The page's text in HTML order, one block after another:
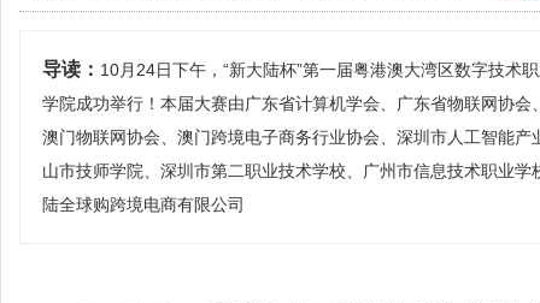
导读： 10月24日下午，“新大陆杯”第一届粤港澳大湾区数字技术
学院成功举行！本届大赛由广东省计算机学会、广东省物联网协
澳门物联网协会、澳门跨境电子商务行业协会、深圳市人工智能
山市技师学院、深圳市第二职业技术学校、广州市信息技术职业
陆全球购跨境电商有限公司